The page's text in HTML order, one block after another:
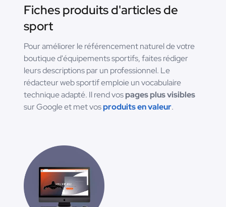
Fiches produits d'articles de
sport
Pour améliorer le référencement naturel de votre
boutique d'équipements sportifs, faites rédiger
leurs descriptions par un professionnel. Le
rédacteur web sportif emploie un vocabulaire
technique adapté. Il rend vospages plus visibles
sur Google et met vosproduits en valeur.